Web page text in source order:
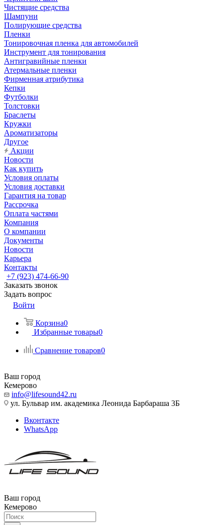
Чистящие средства
Шампуни
Полирующие средства
Пленки
Тонировочная пленка для автомобилей
Инструмент для тонирования
Антигравийные пленки
Атермальные пленки
Фирменная атрибутика
Кепки
Футболки
Толстовки
Браслеты
Кружки
Ароматизаторы
Другое
Акции
Новости
Как купить
Условия оплаты
Условия доставки
Гарантия на товар
Рассрочка
Оплата частями
Компания
О компании
Документы
Новости
Карьера
Контакты
+7 (923) 474-66-90
Заказать звонок
Задать вопрос
Войти
Корзина0
Избранные товары0
Сравнение товаров0
Ваш город
Кемерово
info@lifesound42.ru
ул. Бульвар им. академика Леонида Барбараша 3Б
Вконтакте
WhatsApp
Ваш город
Кемерово